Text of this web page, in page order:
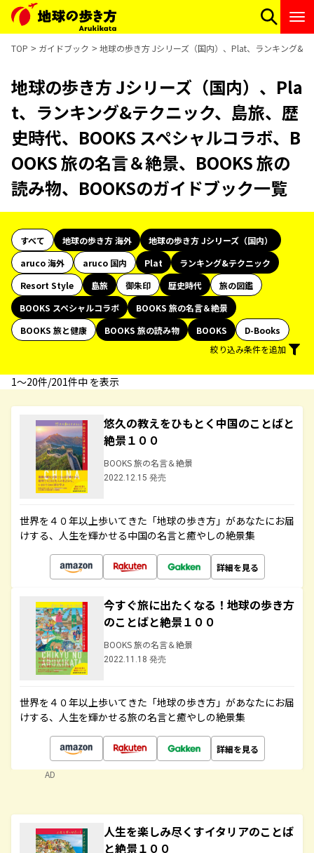
TOP ガイドブック 地球の歩き方 Jシリーズ（国内）、Plat、ランキング&
地球の歩き方 Jシリーズ（国内）、Pla
t、ランキング&テクニック、島旅、歴
史時代、BOOKS スペシャルコラボ、B
OOKS 旅の名言＆絶景、BOOKS 旅の
読み物、BOOKSのガイドブック一覧
すべて 地球の歩き方 海外
地球の歩き方 Jシリーズ（国内）
aruco 海外
aruco 国内 Plat
ランキング&テクニック
Resort Style
島旅 御朱印 歴史時代
旅の図鑑
BOOKS スペシャルコラボ
BOOKS 旅の名言＆絶景
BOOKS 旅と健康
BOOKS 旅の読み物 BOOKS
D-Books
絞り込み条件を追加
1〜20件/201件中 を表示
悠久の教えをひもとく中国のことばと
絶景１００
BOOKS 旅の名言＆絶景
2022.12.15 発売
世界を４０年以上歩いてきた「地球の歩き方」があなたにお届
けする、人生を輝かせる中国の名言と癒やしの絶景集
詳細を見る
今すぐ旅に出たくなる！地球の歩き方
のことばと絶景１００
BOOKS 旅の名言＆絶景
2022.11.18 発売
世界を４０年以上歩いてきた「地球の歩き方」があなたにお届
けする、人生を輝かせる旅の名言と癒やしの絶景集
詳細を見る
AD
人生を楽しみ尽くすイタリアのことば
と絶景１００